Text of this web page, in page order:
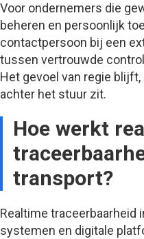
Voor ondernemers die
beheren en persoonlijk
contactpersoon bij een
tussen vertrouwde
Het gevoel van regie
achter het stuur zit.
Hoe werkt
transport?
Realtime traceerbaarheid
systemen en digitale